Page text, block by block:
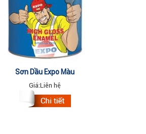
Sơn Dầu Expo Màu
555,650,640,680,910,940,999
17.75Lit
Giá:Liên hệ